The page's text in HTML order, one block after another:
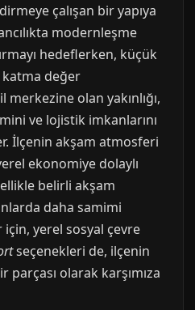
çalışan bir yapıya
modernleşme
hedeflerken, küçük
katma değer
merkezine olan yakınlığı,
ve lojistik imkanlarını
İlçenin akşam atmosferi
ekonomiye dolaylı
belirli akşam
daha samimi
yerel sosyal çevre
seçenekleri de, ilçenin
olarak karşımıza